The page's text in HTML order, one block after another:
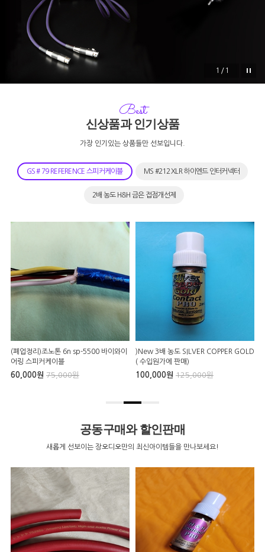
1/1
Best
신상품과 인기상품
가장 인기있는 상품들만 선보입니다.
GS # 79 REFERENCE 스피커케이블 MS #212 XLR 하이엔드 인터커넥터
2배 농도 H&H 금은 접점개선제
(폐업정리)조노톤 6n sp-5500 바이와이
어링 스피커케이블
60,000원 75,000원
)New 3배 농도 SILVER COPPER GOLD
( 수입원가에 판매)
100,000원 125,000원
공동구매와 할인판매
새롭게 선보이는 장오디오만의 최신아이템들을 만나보세요!